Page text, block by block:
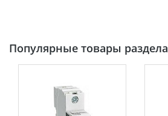
Популярные товары раздела